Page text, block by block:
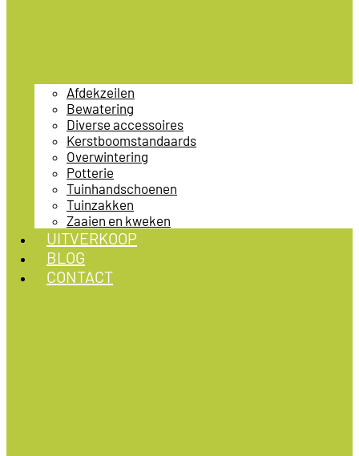
Afdekzeilen
Bewatering
Diverse accessoires
Kerstboomstandaards
Overwintering
Potterie
Tuinhandschoenen
Tuinzakken
Zaaien en kweken
UITVERKOOP
BLOG
CONTACT